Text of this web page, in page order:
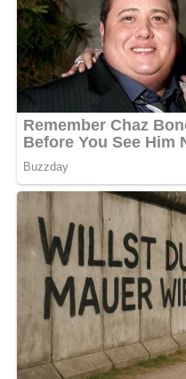
Knusprige Waffeln /